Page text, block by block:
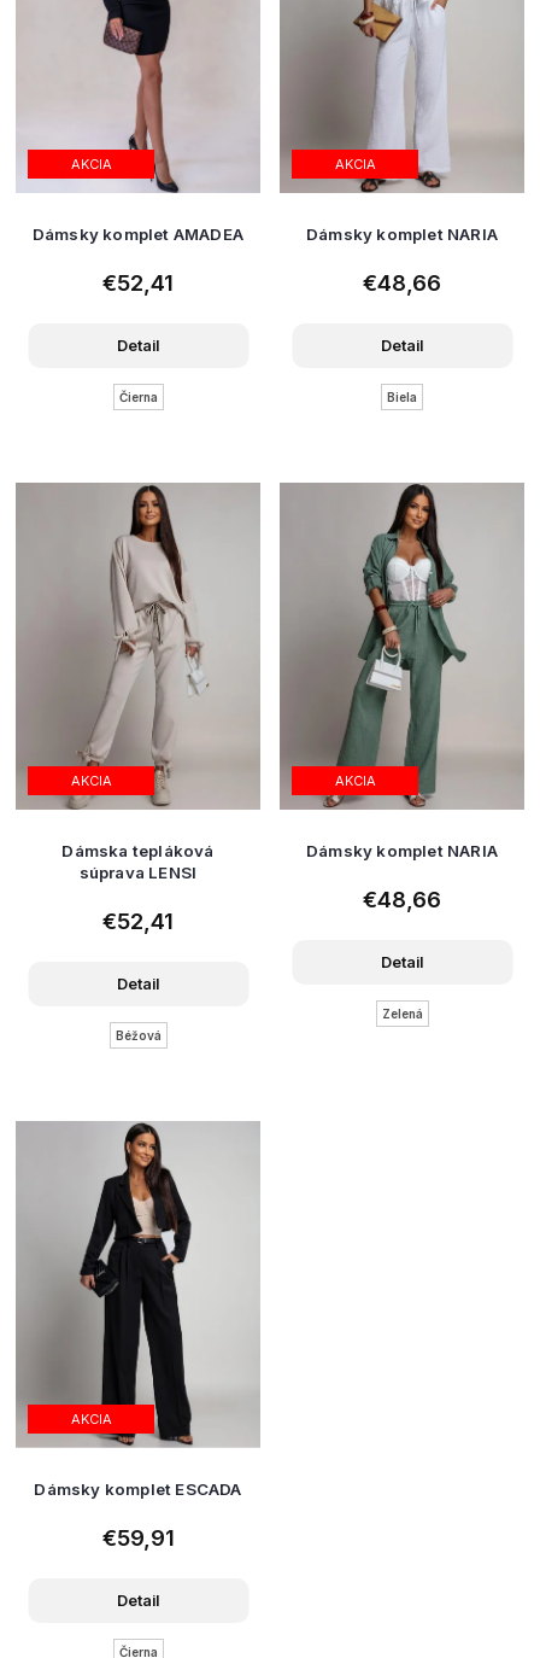
AKCIA
Dámsky komplet AMADEA
€52,41
Detail
Čierna
AKCIA
Dámsky komplet NARIA
€48,66
Detail
Biela
AKCIA
Dámska tepláková
súprava LENSI
€52,41
Detail
Béžová
AKCIA
Dámsky komplet NARIA
€48,66
Detail
Zelená
AKCIA
Dámsky komplet ESCADA
€59,91
Detail
Čierna